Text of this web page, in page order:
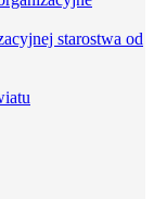
starostwa od